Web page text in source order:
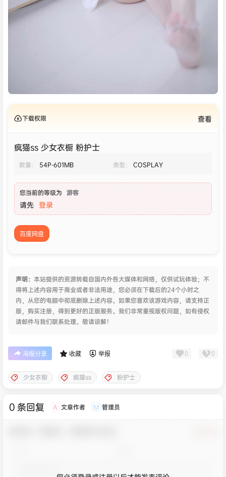
下载权限 查看
疯猫ss 少女衣橱 粉护士
数量： 54P-601MB 类型： COSPLAY
您当前的等级为 游客
请先 登录
百度网盘
声明： 本站提供的资源转载自国内外各大媒体和网络，仅供试玩体验；不
得将上述内容用于商业或者非法用途，您必须在下载后的24个小时之
内，从您的电脑中彻底删除上述内容。如果您喜欢该游戏内容，请支持正
版，购买注册，得到更好的正版服务。我们非常重视版权问题，如有侵权
请邮件与我们联系处理。敬请谅解！
海报分享 收藏 举报 0 0
少女衣橱 疯猫ss 粉护士
0 条回复 A 文章作者 M 管理员